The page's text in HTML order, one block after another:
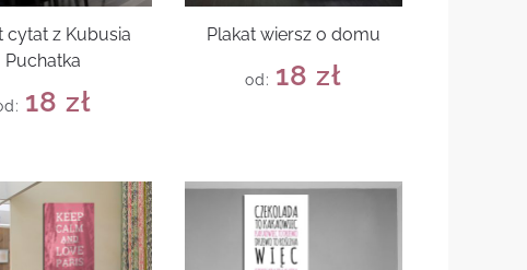
cytat z Kubusia
Puchatka
18zł
Plakat wiersz o domu
od: 18zł